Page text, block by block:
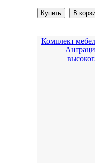
Комплект